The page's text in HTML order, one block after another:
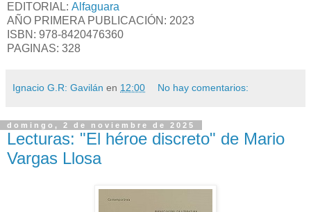
EDITORIAL: Alfaguara
AÑO PRIMERA PUBLICACIÓN: 2023
ISBN: 978-8420476360
PAGINAS: 328
Ignacio G.R: Gavilán en 12:00 No hay comentarios:
domingo, 2 de noviembre de 2025
Lecturas: "El héroe discreto" de Mario
Vargas Llosa